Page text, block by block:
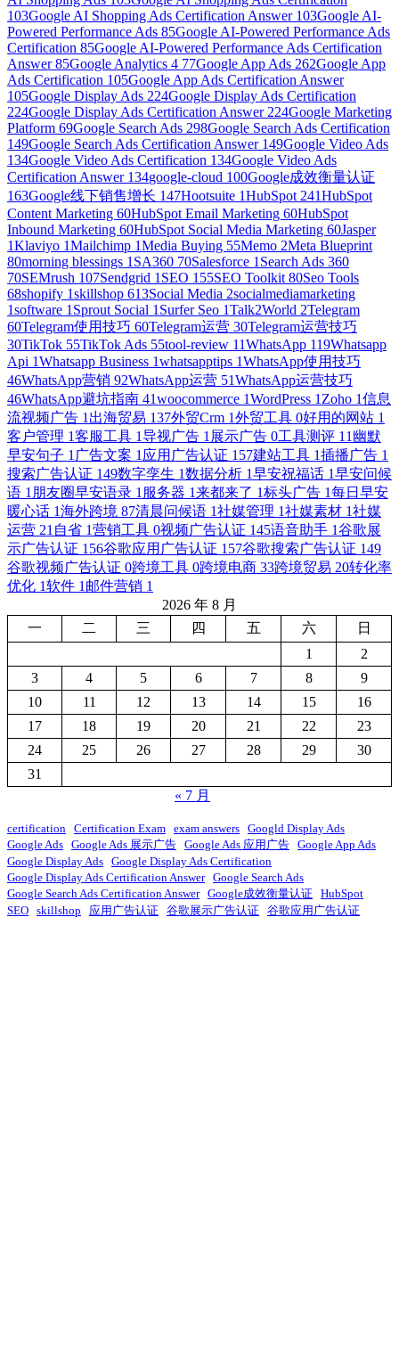
103Google AI Shopping Ads Certification Answer 103Google AI-
Powered Performance Ads 85Google AI-Powered Performance Ads
Certification 85Google AI-Powered Performance Ads Certification
Answer85Google Analytics 4 77Google App Ads 262Google App
Ads Certification 105Google App Ads Certification Answer
105Google Display Ads 224Google Display Ads Certification
224Google Display Ads Certification Answer 224Google Marketing
Platform 69Google Search Ads 298Google Search Ads Certification
149Google Search Ads Certification Answer 149Google Video Ads
134Google Video Ads Certification 134Google Video Ads
Certification Answer 134google-cloud 100Google成效衡量认证
163Google线下销售增长 147Hootsuite 1HubSpot 241HubSpot
Content Marketing 60HubSpot Email Marketing 60HubSpot
Inbound Marketing 60HubSpot Social Media Marketing 60Jasper
1Klaviyo 1Mailchimp 1Media Buying 55Memo 2Meta Blueprint
80morning blessings 1 SA360 70Salesforce 1 Search Ads 360
70SEMrush 107Sendgrid 1 SEO 155SEO Toolkit 80Seo Tools
68shopify 1skillshop 613Social Media 2socialmediamarketing
1software 1 Sprout Social 1 Surfer Seo 1Talk2World 2Telegram
60Telegram使用技巧 60Telegram运营 30Telegram运营技巧
30TikTok 55TikTok Ads 55tool-review 11WhatsApp 119Whatsapp
Api 1Whatsapp Business 1whatsapptips 1WhatsApp使用技巧
46WhatsApp营销 92WhatsApp运营 51WhatsApp运营技巧
46WhatsApp避坑指南 41woocommerce 1WordPress 1 Zoho 1信息
流视频广告 1 出海贸易 137外贸Crm 1外贸工具 0好用的网站 1
客户管理 1客服工具 1导视广告 1 展示广告 0工具测评 11 幽默
早安句子 1 广告文案 1 应用广告认证 157建站工具 1插播广告 1
搜索广告认证 149数字孪生 1数据分析 1早安祝福话 1早安问候
语 1 朋友圈早安语录 1 服务器 1来都来了 1标头广告 1每日早安
暖心话 1海外跨境 87清晨问候语 1社媒管理 1社媒素材 1社媒
运营 21 自省 1营销工具 0视频广告认证 145语音助手 1谷歌展
示广告认证 156谷歌应用广告认证 157谷歌搜索广告认证 149
谷歌视频广告认证 0跨境工具 0跨境电商 33跨境贸易 20转化率
优化 1软件 1 邮件营销 1
2026 年 8 月
一
二 三 四 五 六
日
1
2
3
4 5 6 7 8
9
10
11 12 13 14 15
16
17
18 19 20 21 22
23
24
25 26 27 28 29
30
31
« 7 月
certification Certification Exam exam answers Googld Display Ads
Google Ads Google Ads 展示广告 Google Ads 应用广告 Google App Ads
Google Display Ads Google Display Ads Certification
Google Display Ads Certification Answer Google Search Ads
Google Search Ads Certification Answer Google成效衡量认证 HubSpot
SEO skillshop 应用广告认证 谷歌展示广告认证 谷歌应用广告认证